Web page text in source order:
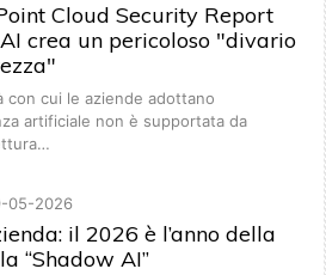
Cloud Security Report
crea un pericoloso "divario
con cui le aziende adottano
artificiale non è supportata da
05-2026
il 2026 è l’anno della
“Shadow AI”